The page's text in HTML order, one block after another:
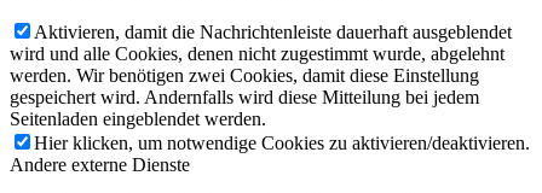
Aktivieren, damit die Nachrichtenleiste dauerhaft ausgeblendet
wird und alle Cookies, denen nicht zugestimmt wurde, abgelehnt
werden. Wir benötigen zwei Cookies, damit diese Einstellung
gespeichert wird. Andernfalls wird diese Mitteilung bei jedem
Seitenladen eingeblendet werden.
Hier klicken, um notwendige Cookies zu aktivieren/deaktivieren.
Andere externe Dienste